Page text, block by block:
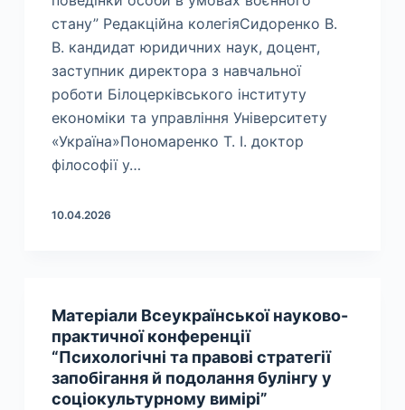
стану” Редакційна колегіяСидоренко В.
В. кандидат юридичних наук, доцент,
заступник директора з навчальної
роботи Білоцерківського інституту
економіки та управління Університету
«Україна»Пономаренко Т. І. доктор
філософії у…
10.04.2026
Матеріали Всеукраїнської науково-
практичної конференції
“Психологічні та правові стратегії
запобігання й подолання булінгу у
соціокультурному вимірі”